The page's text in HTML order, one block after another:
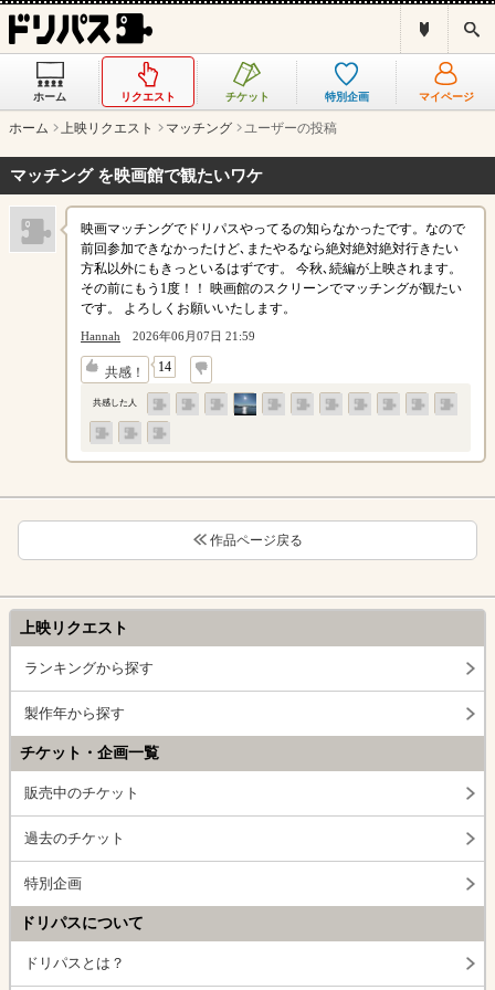
ス
ホーム リクエスト チケット 特別企画 マイページ
ホーム 上映リクエスト マッチング ユーザーの投稿
マッチング を映画館で観たいワケ
映画マッチングでドリパスやってるの知らなかったです。なので
前回参加できなかったけど､またやるなら絶対絶対絶対行きたい
方私以外にもきっといるはずです。 今秋､続編が上映されます。
その前にもう1度！！ 映画館のスクリーンでマッチングが観たい
です。 よろしくお願いいたします。
Hannah 2026年06月07日 21:59
共感！ 14
↓
共感した人
作品ページ戻る
上映リクエスト
ランキングから探す
製作年から探す
チケット・企画一覧
販売中のチケット
過去のチケット
特別企画
ドリパスについて
ドリパスとは？